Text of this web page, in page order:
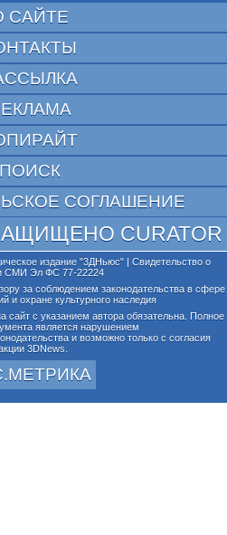
САЙТЕ
ПОИСК
СОГЛАШЕНИЕ
CURATOR
издание "3ДНьюс" | Свидетельство о
СМИ Эл ФС 77-22224
за соблюдением законодательства в сфере
и охране культурного наследия
сайт с указанием автора обязательна. Полное
является нарушением
и возможно только с согласия
3DNews.